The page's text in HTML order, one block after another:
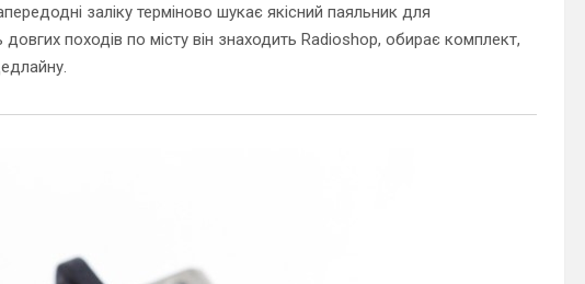
заліку терміново шукає якісний паяльник для
походів по місту він знаходить Radioshop, обирає комплект,